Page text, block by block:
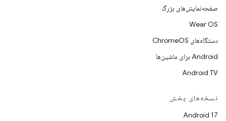
صفحه‌نمایش‌های بزرگ
Wear OS
دستگاه‌های ChromeOS
Android برای ماشین‌ها
Android TV
نسخه‌های پخش
Android 17